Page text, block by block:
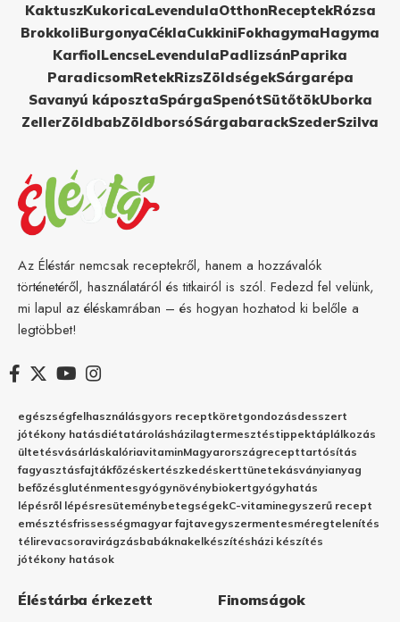
KaktuszKukoricaLevendulaOtthonReceptekRózsa
BrokkoliBurgonyaCéklaCukkiniFokhagymaHagyma
KarfiolLencseLevendulaPadlizsánPaprika
ParadicsomRetekRizsZöldségekSárgarépa
Savanyú káposztaSpárgaSpenótSütőtökUborka
ZellerZöldbabZöldborsóSárgabarackSzederSzilva
Az Éléstár nemcsak receptekről, hanem a hozzávalók
történetéről, használatáról és titkairól is szól. Fedezd fel velünk,
mi lapul az éléskamrában – és hogyan hozhatod ki belőle a
legtöbbet!
egészségfelhasználásgyors receptköretgondozásdesszert
jótékony hatásdiétatárolásházilagtermesztéstippektáplálkozás
ültetésvásárláskalóriavitaminMagyarországrecepttartósítás
fagyasztásfajtákfőzéskertészkedéskerttünetekásványianyag
befőzésgluténmentesgyógynövénybiokertgyógyhatás
lépésről lépésresüteménybetegségekC-vitaminegyszerű recept
emésztésfrissességmagyar fajtavegyszermentesméregtelenítés
télirevacsoravirágzásbabáknakelkészítésházi készítés
jótékony hatások
Éléstárba érkezett Finomságok